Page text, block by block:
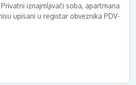
iznajmljivači soba, apartmana
upisani u registar obveznika PDV-